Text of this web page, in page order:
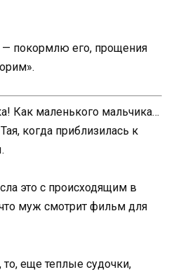
— покормлю его, прощения
Как маленького мальчика…
когда приблизилась к
это с происходящим в
муж смотрит фильм для
еще теплые судочки,